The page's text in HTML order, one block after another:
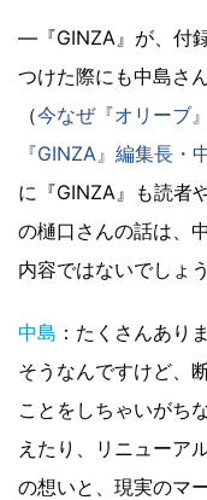
―『GINZA』が、付
つけた際にも中島さ
（今なぜ『オリーブ
『GINZA』編集長・
に『GINZA』も読者
の樋口さんの話は、
内容ではないでしょ
中島 ：たくさんあり
そうなんですけど、
ことをしちゃいがち
えたり、リニューア
の想いと、現実のマ